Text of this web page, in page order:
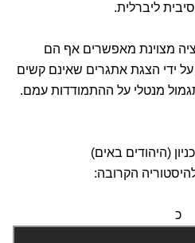
ליברלית.
מצוינת מאפשרים אף הם
ידי הצגת אתגרים שאינם קשים
מנטלי על ההתמודדות עמם.
(היהודים באים)
הקרובה:
כ